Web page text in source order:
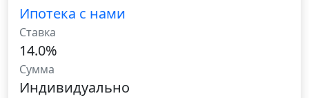
Ипотека с нами
Ставка
14.0%
Сумма
Индивидуально